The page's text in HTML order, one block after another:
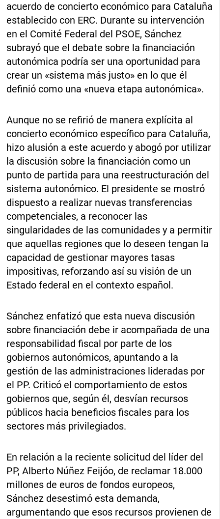
acuerdo de concierto económico para Cataluña
establecido con ERC. Durante su intervención
en el Comité Federal del PSOE, Sánchez
subrayó que el debate sobre la financiación
autonómica podría ser una oportunidad para
crear un «sistema más justo» en lo que él
definió como una «nueva etapa autonómica».
Aunque no se refirió de manera explícita al
concierto económico específico para Cataluña,
hizo alusión a este acuerdo y abogó por utilizar
la discusión sobre la financiación como un
punto de partida para una reestructuración del
sistema autonómico. El presidente se mostró
dispuesto a realizar nuevas transferencias
competenciales, a reconocer las
singularidades de las comunidades y a permitir
que aquellas regiones que lo deseen tengan la
capacidad de gestionar mayores tasas
impositivas, reforzando así su visión de un
Estado federal en el contexto español.
Sánchez enfatizó que esta nueva discusión
sobre financiación debe ir acompañada de una
responsabilidad fiscal por parte de los
gobiernos autonómicos, apuntando a la
gestión de las administraciones lideradas por
el PP. Criticó el comportamiento de estos
gobiernos que, según él, desvían recursos
públicos hacia beneficios fiscales para los
sectores más privilegiados.
En relación a la reciente solicitud del líder del
PP, Alberto Núñez Feijóo, de reclamar 18.000
millones de euros de fondos europeos,
Sánchez desestimó esta demanda,
argumentando que esos recursos provienen de